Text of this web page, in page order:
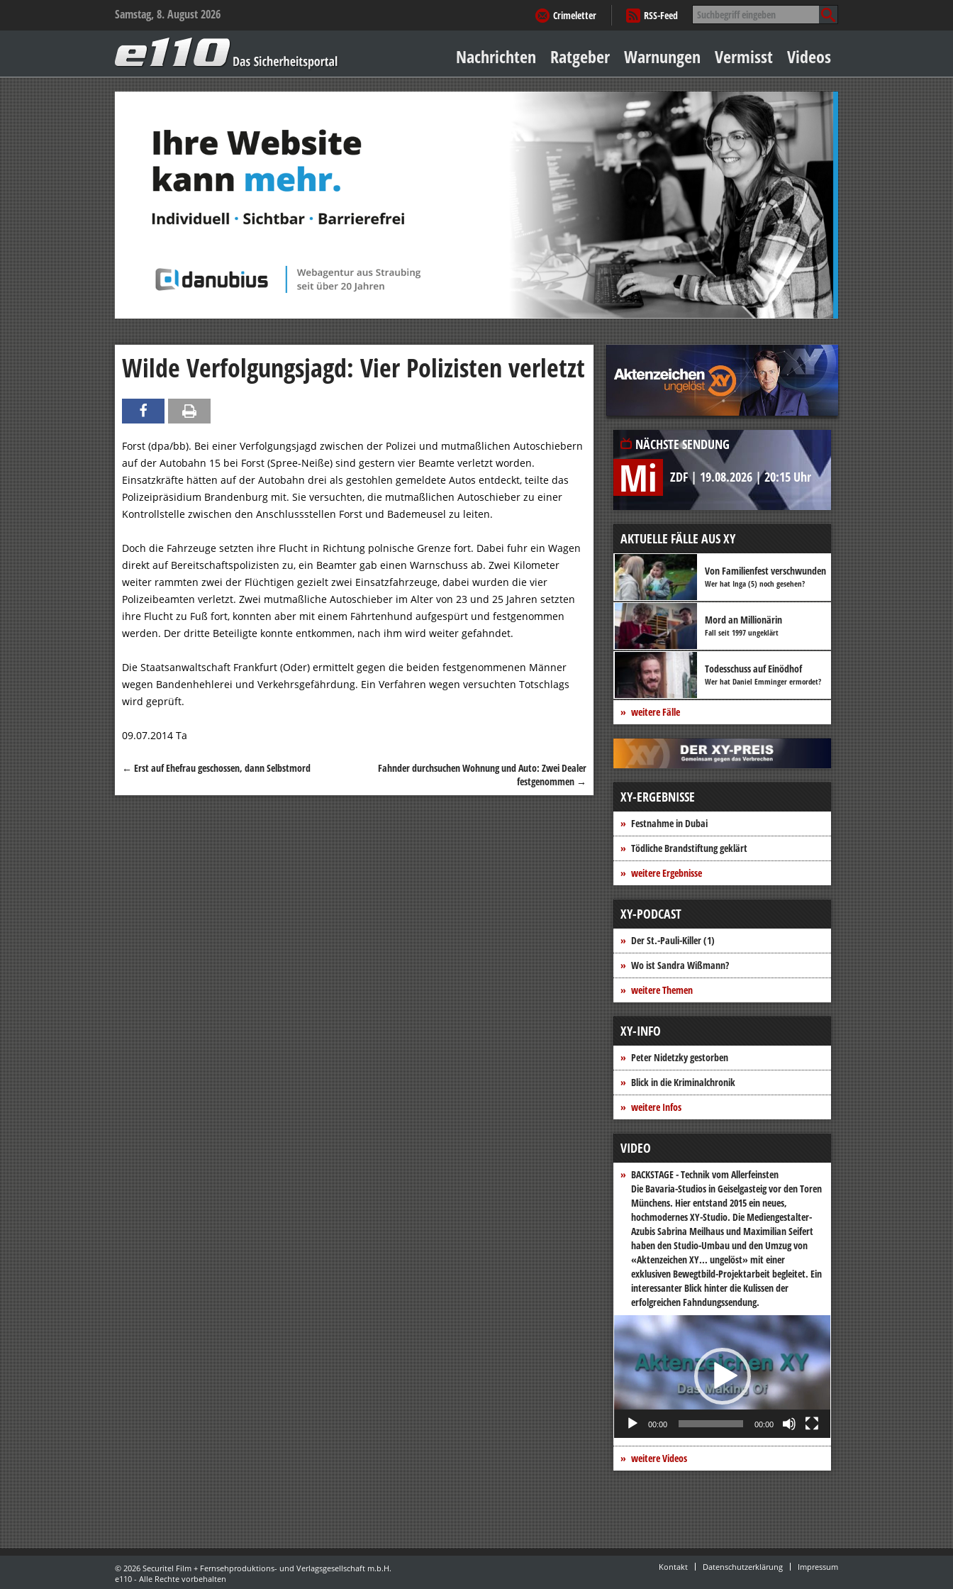
Samstag, 8. August 2026 Suche
nach:
Crimeletter
RSS-Feed
–
Das
Sicherheitsportal
Inhalt
springen
Nachrichten Ratgeber
Sicher zu Hause
Geld & Einkauf
Amore & mehr
Mobiles Leben
Arbeitsleben
Warnungen Vermisst Videos
Wilde Verfolgungsjagd: Vier Polizisten verletzt
Forst (dpa/bb). Bei einer Verfolgungsjagd zwischen der Polizei und mutmaßlichen Autoschiebern
auf der Autobahn 15 bei Forst (Spree-Neiße) sind gestern vier Beamte verletzt worden.
Einsatzkräfte hätten auf der Autobahn drei als gestohlen gemeldete Autos entdeckt, teilte das
Polizeipräsidium Brandenburg mit. Sie versuchten, die mutmaßlichen Autoschieber zu einer
Kontrollstelle zwischen den Anschlussstellen Forst und Bademeusel zu leiten.
Doch die Fahrzeuge setzten ihre Flucht in Richtung polnische Grenze fort. Dabei fuhr ein Wagen
direkt auf Bereitschaftspolizisten zu, ein Beamter gab einen Warnschuss ab. Zwei Kilometer
weiter rammten zwei der Flüchtigen gezielt zwei Einsatzfahrzeuge, dabei wurden die vier
Polizeibeamten verletzt. Zwei mutmaßliche Autoschieber im Alter von 23 und 25 Jahren setzten
ihre Flucht zu Fuß fort, konnten aber mit einem Fährtenhund aufgespürt und festgenommen
werden. Der dritte Beteiligte konnte entkommen, nach ihm wird weiter gefahndet.
Die Staatsanwaltschaft Frankfurt (Oder) ermittelt gegen die beiden festgenommenen Männer
wegen Bandenhehlerei und Verkehrsgefährdung. Ein Verfahren wegen versuchten Totschlags
wird geprüft.
09.07.2014 Ta
Beitragsnavigation
← Erst auf Ehefrau geschossen, dann Selbstmord
Fahnder durchsuchen Wohnung und Auto: Zwei Dealer
festgenommen →
NÄCHSTE SENDUNG
Mi ZDF| 19.08.2026 |20:15 Uhr
AKTUELLE FÄLLE AUS XY
Von Familienfest verschwunden
Wer hat Inga (5) noch gesehen?
Mord an Millionärin
Fall seit 1997 ungeklärt
Todesschuss auf Einödhof
Wer hat Daniel Emminger ermordet?
weitere Fälle
XY-ERGEBNISSE
Festnahme in Dubai
Tödliche Brandstiftung geklärt
weitere Ergebnisse
XY-PODCAST
Der St.-Pauli-Killer (1)
Wo ist Sandra Wißmann?
weitere Themen
XY-INFO
Peter Nidetzky gestorben
Blick in die Kriminalchronik
weitere Infos
VIDEO
BACKSTAGE - Technik vom Allerfeinsten
Die Bavaria-Studios in Geiselgasteig vor den Toren
Münchens. Hier entstand 2015 ein neues,
hochmodernes XY-Studio. Die Mediengestalter-
Azubis Sabrina Meilhaus und Maximilian Seifert
haben den Studio-Umbau und den Umzug von
«Aktenzeichen XY... ungelöst» mit einer
exklusiven Bewegtbild-Projektarbeit begleitet. Ein
interessanter Blick hinter die Kulissen der
erfolgreichen Fahndungssendung.
Video-
Player
00:00 00:00
weitere Videos
© 2026 Securitel Film + Fernsehproduktions- und Verlagsgesellschaft m.b.H.
e110 - Alle Rechte vorbehalten
Kontakt Datenschutzerklärung Impressum